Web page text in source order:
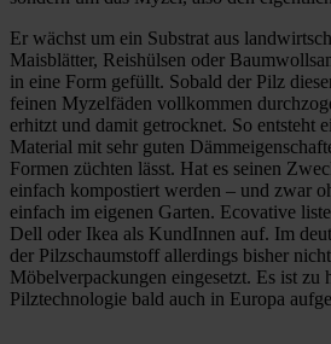
Er wächst um ein Substrat aus
Maisblätter, Reishülsen oder
in eine Form gefüllt. Sobald der Pilz
feinen Myzelfäden vollkommen
erhitzt und damit getrocknet. So entsteht
Material mit sehr guten
Formen züchten lässt. Hat es seinen
einfach kompostiert werden – und zwar
einfach im eigenen Garten. Ecovative
Dell oder Ikea als KundInnen auf. Im
der Pilzschaumstoff allerdings bisher
Möbelverpackungen eingesetzt. Es ist zu
Pilztechnologie bald auch in Europa